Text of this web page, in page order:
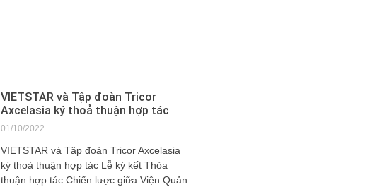
VIETSTAR và Tập đoàn Tricor
Axcelasia ký thoả thuận hợp tác
01/10/2022
VIETSTAR và Tập đoàn Tricor Axcelasia
ký thoả thuận hợp tác Lễ ký kết Thỏa
thuận hợp tác Chiến lược giữa Viện Quản